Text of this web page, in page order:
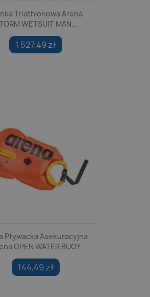
Triathlonowa Arena
WETSUIT MAN...
1 527,49 zł
Pływacka Asekuracyjna
OPEN WATER BUOY
144,49 zł